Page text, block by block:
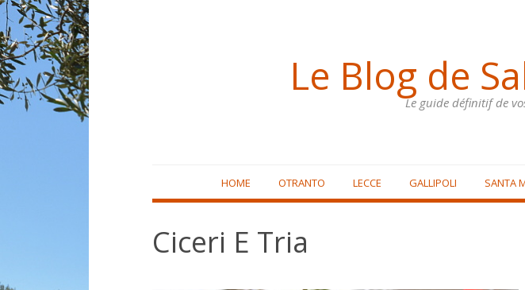
Le Blog de
Le guide définitif de
content
HOME OTRANTO LECCE GALLIPOLI SANTA
Ciceri E Tria